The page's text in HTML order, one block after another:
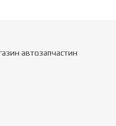
автозапчастин